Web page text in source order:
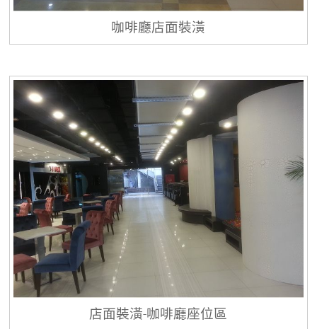
咖啡廳店面裝潢
店面裝潢-咖啡廳座位區